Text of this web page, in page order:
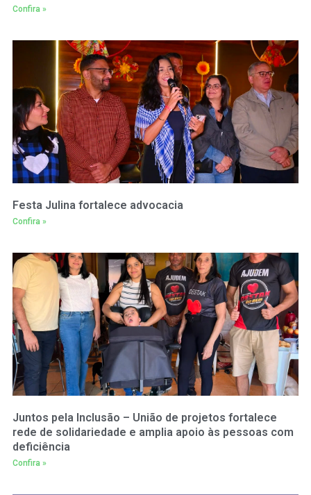
Confira »
Festa Julina fortalece advocacia
Confira »
Juntos pela Inclusão – União de projetos fortalece
rede de solidariedade e amplia apoio às pessoas com
deficiência
Confira »